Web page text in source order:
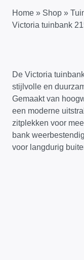
Home » Shop »
Victoria tuinbank
De Victoria
stijlvolle en
Gemaakt van
een moderne
zitplekken voor
bank
voor langdurig